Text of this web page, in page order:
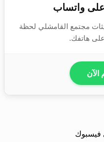
على واتساب
مجتمع القامشلي لحظة
هاتفك.
الآن